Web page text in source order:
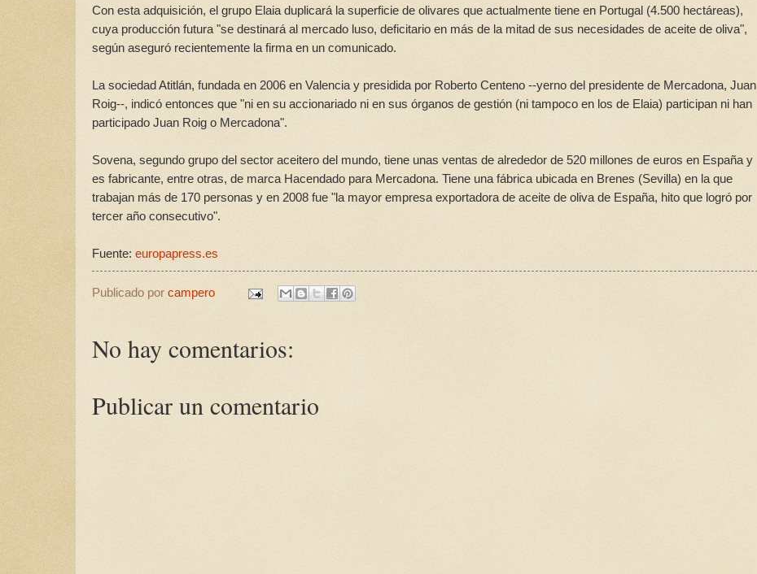
Con esta adquisición, el grupo Elaia duplicará la superficie de olivares que actualmente tiene en Portugal (4.500 hectáreas),
cuya producción futura "se destinará al mercado luso, deficitario en más de la mitad de sus necesidades de aceite de oliva",
según aseguró recientemente la firma en un comunicado.
La sociedad Atitlán, fundada en 2006 en Valencia y presidida por Roberto Centeno --yerno del presidente de Mercadona, Juan
Roig--, indicó entonces que "ni en su accionariado ni en sus órganos de gestión (ni tampoco en los de Elaia) participan ni han
participado Juan Roig o Mercadona".
Sovena, segundo grupo del sector aceitero del mundo, tiene unas ventas de alrededor de 520 millones de euros en España y
es fabricante, entre otras, de marca Hacendado para Mercadona. Tiene una fábrica ubicada en Brenes (Sevilla) en la que
trabajan más de 170 personas y en 2008 fue "la mayor empresa exportadora de aceite de oliva de España, hito que logró por
tercer año consecutivo".
Fuente: europapress.es
Publicado por campero
No hay comentarios:
Publicar un comentario